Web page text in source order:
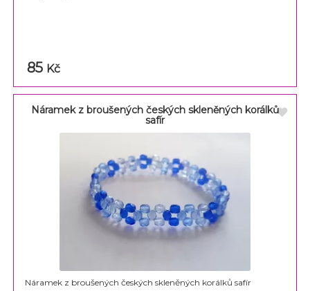
85 Kč
Náramek z broušených českých skleněných korálků
safír
Náramek z broušených českých skleněných korálků safír